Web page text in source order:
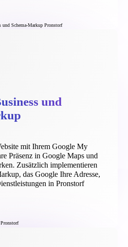
und
mit Ihrem Google My
Präsenz in Google Maps und
Zusätzlich implementieren
das Google Ihre Adresse,
in Pronstorf